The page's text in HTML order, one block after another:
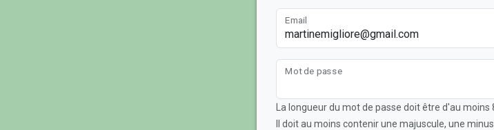
Email
Mot de passe
La longueur du mot de passe doit être d'au moins
Il doit au moins contenir une majuscule, une